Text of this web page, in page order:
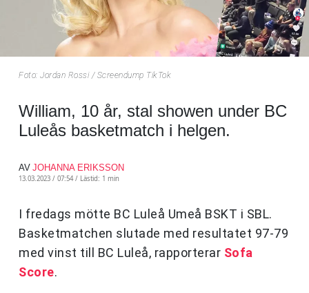
Foto: Jordan Rossi / Screendump TikTok
William, 10 år, stal showen under BC
Luleås basketmatch i helgen.
AV JOHANNA ERIKSSON
13.03.2023 / 07:54 / Lästid: 1 min
I fredags mötte BC Luleå Umeå BSKT i SBL.
Basketmatchen slutade med resultatet 97-79
med vinst till BC Luleå, rapporterar Sofa
Score.